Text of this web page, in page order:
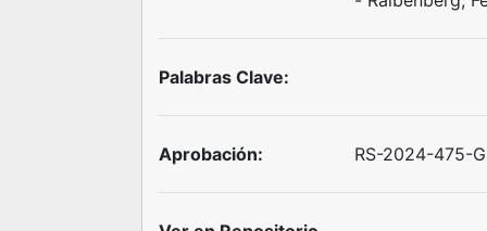
Palabras Clave:
Aprobación: RS-2024-475-